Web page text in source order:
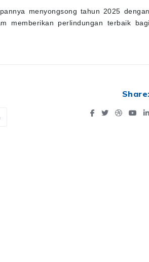
menyongsong tahun 2025 dengan
memberikan perlindungan terbaik bagi
Share: